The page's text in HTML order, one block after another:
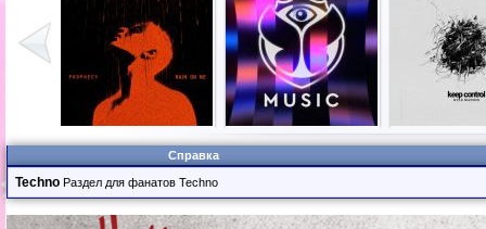
Справка
Techno Раздел для фанатов Techno